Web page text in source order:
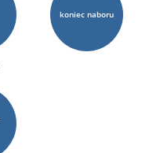
koniec naboru